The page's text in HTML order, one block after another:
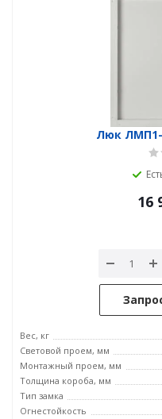
Люк ЛМП1-
16
Вес, кг
Световой проем, мм
Монтажный проем, мм
Толщина короба, мм
Тип замка
Огнестойкость